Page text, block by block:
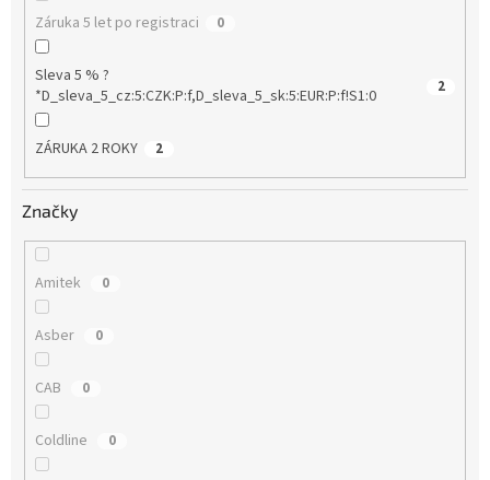
Záruka 5 let po registraci 0
Sleva 5 % ?
*D_sleva_5_cz:5:CZK:P:f,D_sleva_5_sk:5:EUR:P:f!S1:0
2
ZÁRUKA 2 ROKY 2
Značky
Amitek 0
Asber 0
CAB 0
Coldline 0